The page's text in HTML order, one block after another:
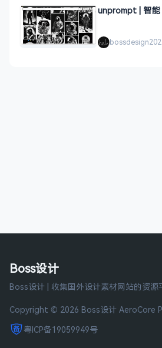
unprompt | 智能
bossdesign
Boss设计
Boss设计 | 收集国外设计素材网站的资源
Copyright © 2026 Boss设计 AeroCore
粤ICP备19059949号